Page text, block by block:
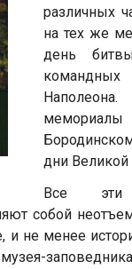
различных
на тех же
день
дни Великой
Все эти
собой
и не менее